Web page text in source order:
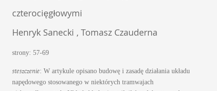
czterocięgłowymi
Henryk Sanecki , Tomasz Czauderna
strony: 57-69
steszczenie: W artykule opisano budowę i zasadę działania układu
napędowego stosowanego w niektórych tramwajach